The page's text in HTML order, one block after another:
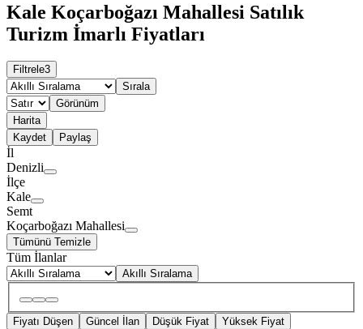
Kale Koçarboğazı Mahallesi Satılık
Turizm İmarlı Fiyatları
Filtrele3
Sırala
Görünüm
Harita
Kaydet
Paylaş
İl
Denizli
İlçe
Kale
Semt
Koçarboğazı Mahallesi
Tümünü Temizle
Tüm İlanlar
Akıllı Sıralama
Fiyatı Düşen Güncel İlan Düşük Fiyat Yüksek Fiyat